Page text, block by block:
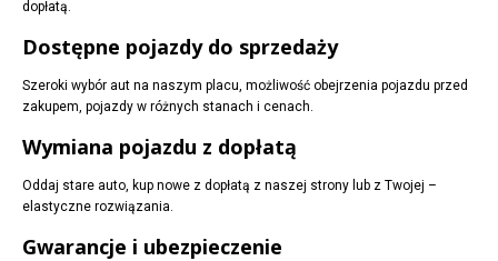
dopłatą.
Dostępne pojazdy do sprzedaży
Szeroki wybór aut na naszym placu, możliwość obejrzenia pojazdu przed
zakupem, pojazdy w różnych stanach i cenach.
Wymiana pojazdu z dopłatą
Oddaj stare auto, kup nowe z dopłatą z naszej strony lub z Twojej –
elastyczne rozwiązania.
Gwarancje i ubezpieczenie